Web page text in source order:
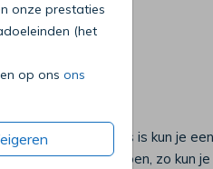
onze prestaties
(het
op ons ons
naar wens is kun je
en enveloppen, zo kun